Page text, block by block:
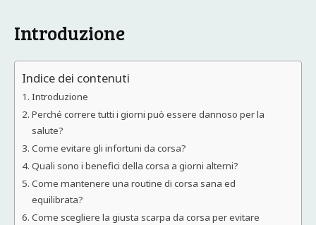
Introduzione
Indice dei contenuti
Introduzione
Perché correre tutti i giorni può essere dannoso per la
salute?
Come evitare gli infortuni da corsa?
Quali sono i benefici della corsa a giorni alterni?
Come mantenere una routine di corsa sana ed
equilibrata?
Come scegliere la giusta scarpa da corsa per evitare